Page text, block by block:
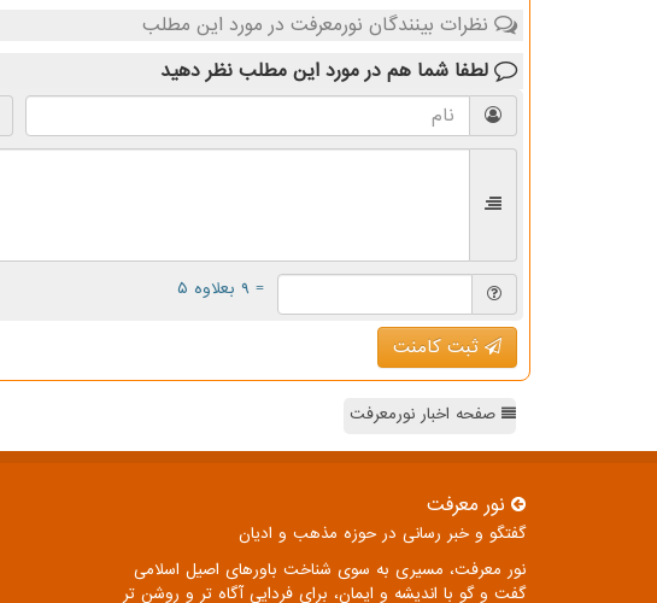
نظرات بینندگان نورمعرفت در مورد این مطلب
لطفا شما هم در مورد این مطلب نظر دهید
= ۹ بعلاوه ۵
ثبت کامنت
صفحه اخبار نورمعرفت
نور معرفت
گفتگو و خبر رسانی در حوزه مذهب و ادیان
نور معرفت، مسیری به سوی شناخت باورهای اصیل اسلامی
گفت و گو با اندیشه و ایمان، برای فردایی آگاه تر و روشن تر